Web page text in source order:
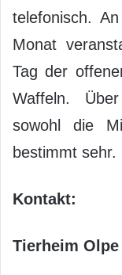
telefonisch.
Monat
Tag der
Waffeln.
sowohl die
bestimmt sehr.
Kontakt:
Tierheim Olpe